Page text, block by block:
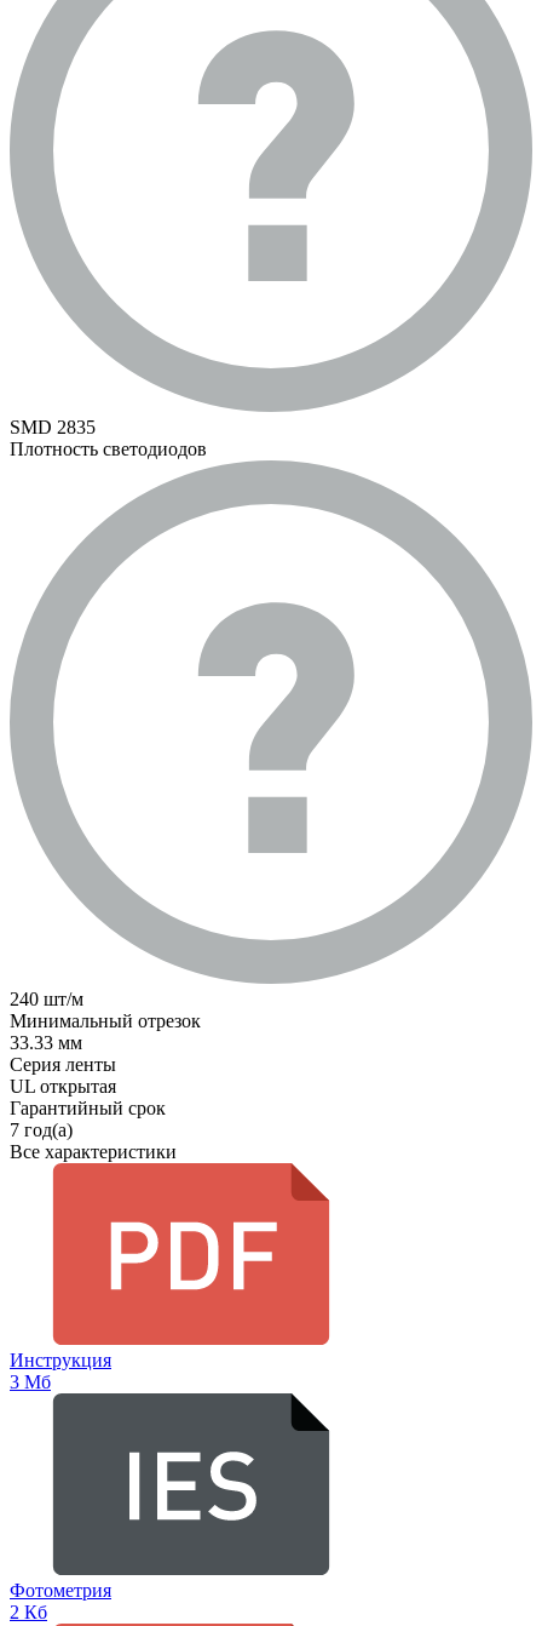
SMD 2835
Плотность светодиодов
240 шт/м
Минимальный отрезок
33.33 мм
Серия ленты
UL открытая
Гарантийный срок
7 год(а)
Все характеристики
Инструкция
3 Мб
Фотометрия
2 Кб